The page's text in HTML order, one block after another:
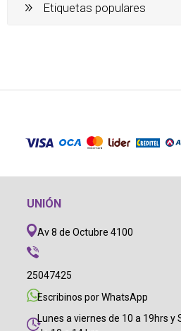
Etiquetas populares
UNIÓN
Av 8 de Octubre 4100
25047425
Escribinos por WhatsApp
Lunes a viernes de 10 a 19hrs y